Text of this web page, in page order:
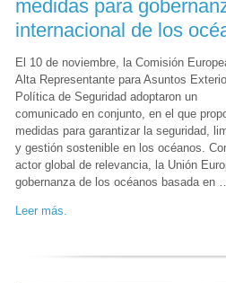
medidas para
internacional de los
El 10 de noviembre, la Comisión
Alta Representante para Asuntos
Política de Seguridad adoptaron un
comunicado en conjunto, en el que
medidas para garantizar la seguridad,
y gestión sostenible en los océanos.
actor global de relevancia, la Unión
gobernanza de los océanos basada en
Leer más.